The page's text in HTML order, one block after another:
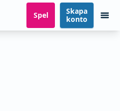
Spel
Skapa
konto